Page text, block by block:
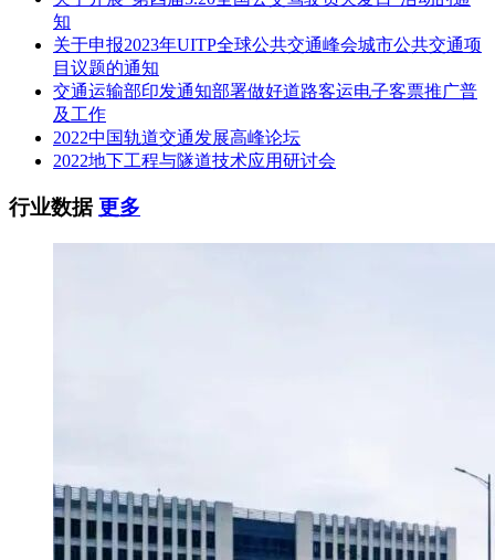
知
关于申报2023年UITP全球公共交通峰会城市公共交通项
目议题的通知
交通运输部印发通知部署做好道路客运电子客票推广普
及工作
2022中国轨道交通发展高峰论坛
2022地下工程与隧道技术应用研讨会
行业数据更多